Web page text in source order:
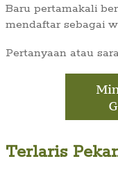
Baru pertamakali
mendaftar sebagai
Pertanyaan atau
Terlaris